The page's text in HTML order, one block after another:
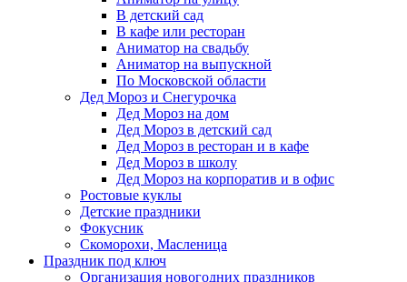
В детский сад
В кафе или ресторан
Аниматор на свадьбу
Аниматор на выпускной
По Московской области
Дед Мороз и Снегурочка
Дед Мороз на дом
Дед Мороз в детский сад
Дед Мороз в ресторан и в кафе
Дед Мороз в школу
Дед Мороз на корпоратив и в офис
Ростовые куклы
Детские праздники
Фокусник
Скоморохи, Масленица
Праздник под ключ
Организация новогодних праздников